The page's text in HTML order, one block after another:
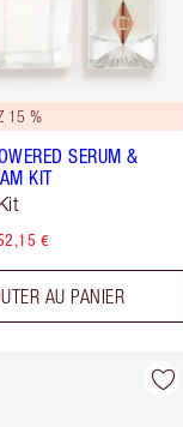
15 %
SERUM &
KIT
€
AU PANIER